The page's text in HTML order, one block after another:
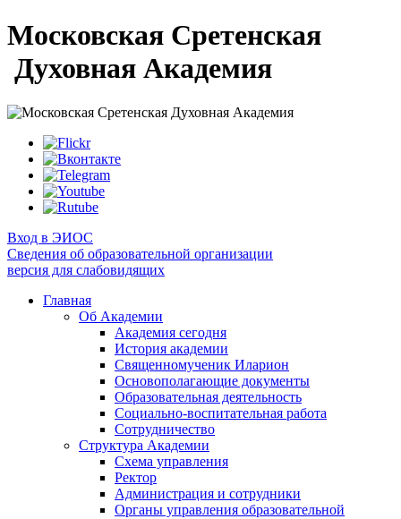
Московская Сретенская
Духовная Академия
Вход в ЭИОС
Сведения об образовательной организации
версия для слабовидящих
Главная
Об Академии
Академия сегодня
История академии
Священномученик Иларион
Основополагающие документы
Образовательная деятельность
Социально-воспитательная работа
Сотрудничество
Структура Академии
Схема управления
Ректор
Администрация и сотрудники
Органы управления образовательной